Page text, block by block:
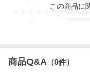
3
この商品に
商品Q&A （0件）